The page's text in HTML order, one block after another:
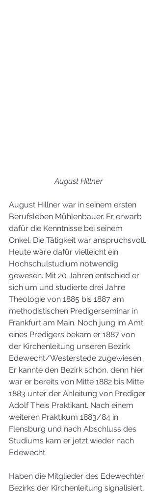
August Hillner
August Hillner war in seinem ersten
Berufsleben Mühlenbauer. Er erwarb
dafür die Kenntnisse bei seinem
Onkel. Die Tätigkeit war anspruchsvoll.
Heute wäre dafür vielleicht ein
Hochschulstudium notwendig
gewesen. Mit 20 Jahren entschied er
sich um und studierte drei Jahre
Theologie von 1885 bis 1887 am
methodistischen Predigerseminar in
Frankfurt am Main. Noch jung im Amt
eines Predigers bekam er 1887 von
der Kirchenleitung unseren Bezirk
Edewecht/Westerstede zugewiesen.
Er kannte den Bezirk schon, denn hier
war er bereits von Mitte 1882 bis Mitte
1883 unter der Anleitung von Prediger
Adolf Theis Praktikant. Nach einem
weiteren Praktikum 1883/84 in
Flensburg und nach Abschluss des
Studiums kam er jetzt wieder nach
Edewecht.
Haben die Mitglieder des Edewechter
Bezirks der Kirchenleitung signalisiert,